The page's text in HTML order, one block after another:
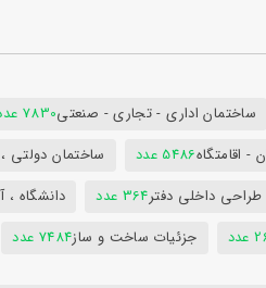
ساختمان اداری - تجاری - صنعتی7830 عدد
- اقامتگاه5486 عدد ساختمان دولتی
داخلی دفتر364 عدد دانشگاه
جزئیات ساخت و ساز7484 عدد